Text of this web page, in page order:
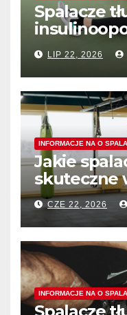
Spalacze
spalania
LIP 22, 2026
INFORMACJE NA O
Jakie
skuteczne
tłuszczu z
CZE 22, 2026
INFORMACJE NA O